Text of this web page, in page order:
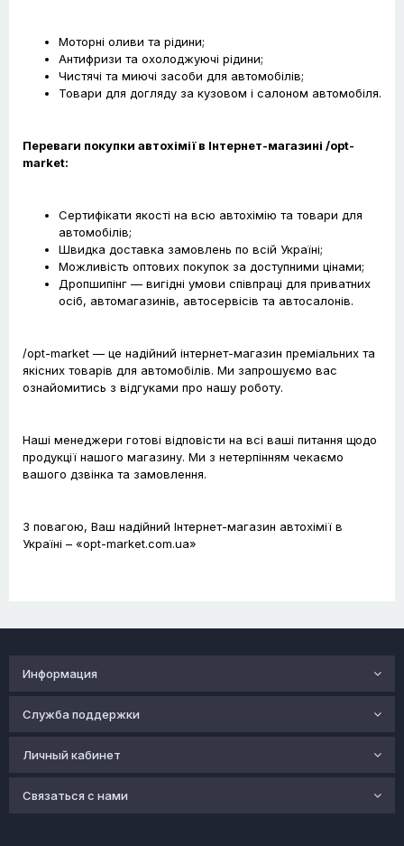
Моторні оливи та рідини;
Антифризи та охолоджуючі рідини;
Чистячі та миючі засоби для автомобілів;
Товари для догляду за кузовом і салоном автомобіля.
Переваги покупки автохімії в Інтернет-магазині /opt-
market:
Сертифікати якості на всю автохімію та товари для
автомобілів;
Швидка доставка замовлень по всій Україні;
Можливість оптових покупок за доступними цінами;
Дропшипінг — вигідні умови співпраці для приватних
осіб, автомагазинів, автосервісів та автосалонів.
/opt-market — це надійний інтернет-магазин преміальних та
якісних товарів для автомобілів. Ми запрошуємо вас
ознайомитись з відгуками про нашу роботу.
Наші менеджери готові відповісти на всі ваші питання щодо
продукції нашого магазину. Ми з нетерпінням чекаємо
вашого дзвінка та замовлення.
З повагою, Ваш надійний Інтернет-магазин автохімії в
Україні – «opt-market.com.ua»
Информация
Служба поддержки
Личный кабинет
Связаться с нами